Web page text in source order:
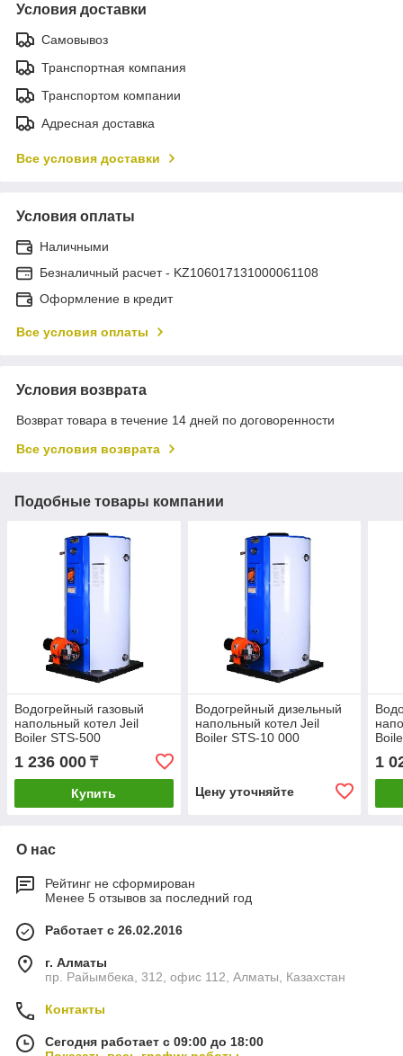
Условия доставки
Самовывоз
Транспортная компания
Транспортом компании
Адресная доставка
Все условия доставки
Условия оплаты
Наличными
Безналичный расчет - KZ106017131000061108
Оформление в кредит
Все условия оплаты
Условия возврата
Возврат товара в течение 14 дней по договоренности
Все условия возврата
Подобные товары компании
Водогрейный газовый
напольный котел Jeil
Boiler STS-500
1 236 000 ₸
Купить
Водогрейный дизельный
напольный котел Jeil
Boiler STS-10 000
Цену уточняйте
1
О нас
Рейтинг не сформирован
Менее 5 отзывов за последний год
Работает с 26.02.2016
г. Алматы
пр. Райымбека, 312, офис 112, Алматы, Казахстан
Контакты
Сегодня работает с 09:00 до 18:00